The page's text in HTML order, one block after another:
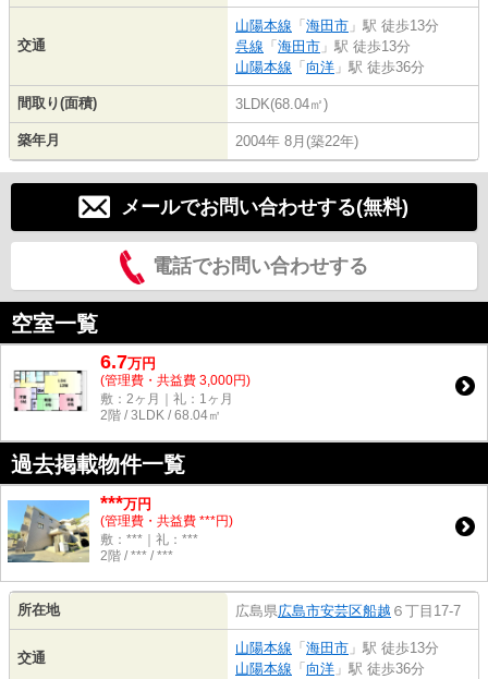
交通
山陽本線 「 海田市 」駅 徒歩13分
呉線 「 海田市 」駅 徒歩13分
山陽本線 「 向洋 」駅 徒歩36分
間取り(面積) 3LDK(68.04㎡)
築年月 2004年 8月(築22年)
メールでお問い合わせする(無料)
電話でお問い合わせする
空室一覧
6.7万円
(管理費・共益費 3,000円)
敷：2ヶ月｜礼：1ヶ月
2階 / 3LDK / 68.04㎡
過去掲載物件一覧
***万円
(管理費・共益費 ***円)
敷：***｜礼：***
2階 / *** / ***
所在地 広島県広島市安芸区船越 ６丁目17-7
交通
山陽本線 「 海田市 」駅 徒歩13分
山陽本線 「 向洋 」駅 徒歩36分